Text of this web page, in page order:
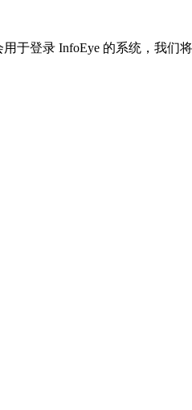
于登录 InfoEye 的系统，我